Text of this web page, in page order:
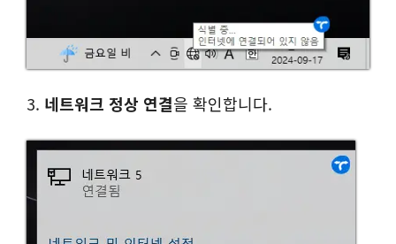
3. 네트워크 정상 연결을 확인합니다.